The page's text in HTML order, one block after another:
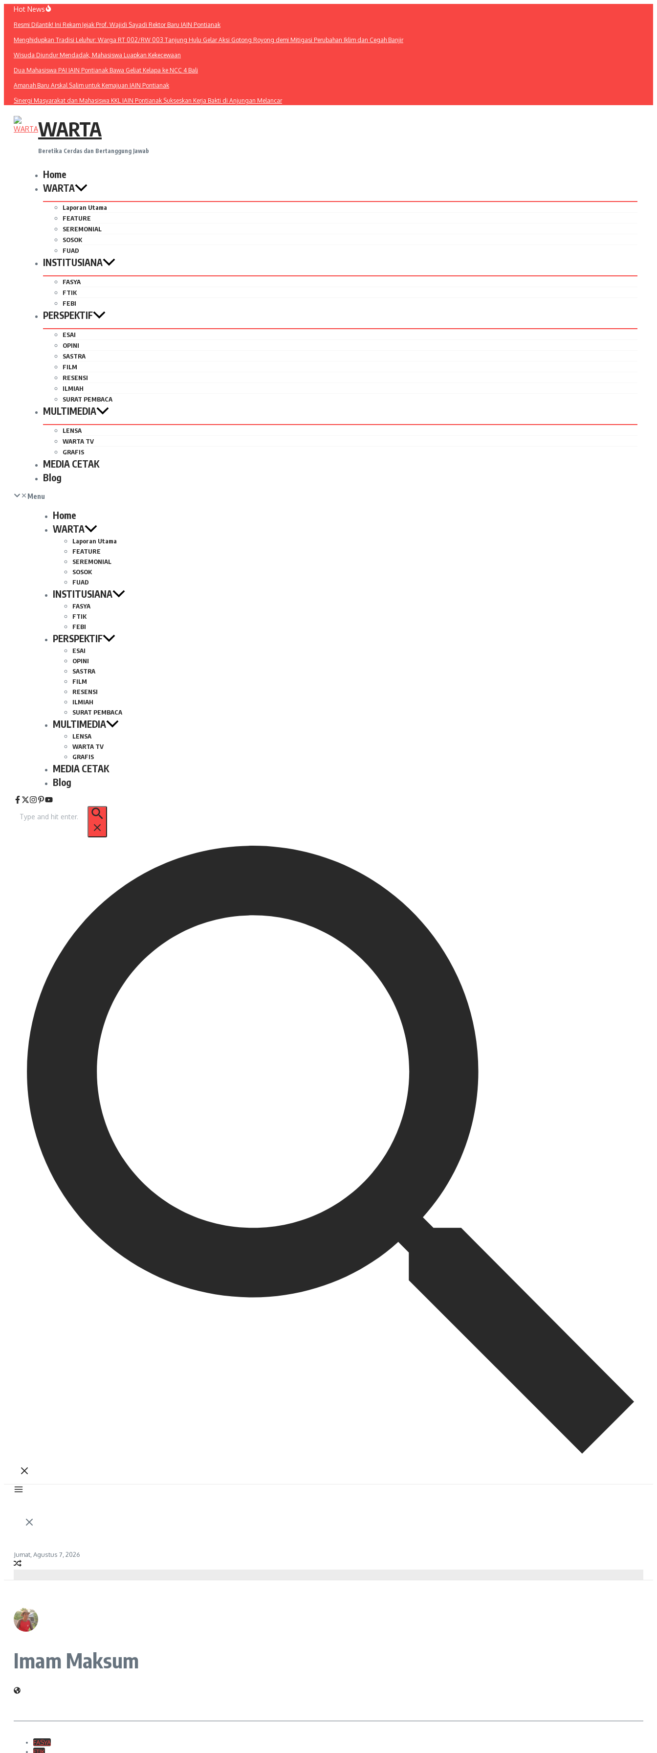
Lewati
konten
Hot News
Resmi Dilantik! Ini Rekam Jejak Prof. Wajidi Sayadi Rektor Baru IAIN Pontianak
Menghidupkan Tradisi Leluhur: Warga RT 002/RW 003 Tanjung Hulu Gelar Aksi Gotong Royong demi Mitigasi Perubahan Iklim dan Cegah Banjir
Wisuda Diundur Mendadak, Mahasiswa Luapkan Kekecewaan
Dua Mahasiswa PAI IAIN Pontianak Bawa Geliat Kelapa ke NCC 4 Bali
Amanah Baru Arskal Salim untuk Kemajuan IAIN Pontianak
Sinergi Masyarakat dan Mahasiswa KKL IAIN Pontianak Sukseskan Kerja Bakti di Anjungan Melancar
WARTA
Beretika Cerdas dan Bertanggung Jawab
Home
WARTA
Laporan Utama
FEATURE
SEREMONIAL
SOSOK
FUAD
INSTITUSIANA
FASYA
FTIK
FEBI
PERSPEKTIF
ESAI
OPINI
SASTRA
FILM
RESENSI
ILMIAH
SURAT PEMBACA
MULTIMEDIA
LENSA
WARTA TV
GRAFIS
MEDIA CETAK
Blog
Menu
Home
WARTA
Laporan Utama
FEATURE
SEREMONIAL
SOSOK
FUAD
INSTITUSIANA
FASYA
FTIK
FEBI
PERSPEKTIF
ESAI
OPINI
SASTRA
FILM
RESENSI
ILMIAH
SURAT PEMBACA
MULTIMEDIA
LENSA
WARTA TV
GRAFIS
MEDIA CETAK
Blog
untuk:
Jumat, Agustus 7, 2026
Imam Maksum
FASYA